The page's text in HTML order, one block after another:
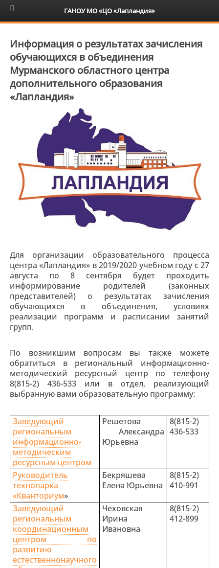
6+
Информация о результатах зачисления
обучающихся в объединения
Мурманского областного центра
дополнительного образования
«Лапландия»
Для организации образовательного процесса
центра «Лапландия» в 2019/2020 учебном году с 27
августа по 8 сентября будет проходить
информирование родителей (законных
представителей) о результатах зачисления
обучающихся в объединения, условиях
реализации программ и расписании занятий
групп.
По возникшим вопросам вы также можете
обратиться в региональный информационно-
методический ресурсный центр по телефону
8(815-2) 436-533 или в отдел, реализующий
выбранную вами образовательную программу:
Заведующий
региональным
информационно-
методическим
ресурсным центром
Решетова
Александра
Юрьевна
8(815-2)
436-533
Руководитель
технопарка
«Кванториум»
Бекряшева
Елена Юрьевна
8(815-2)
410-991
Заведующий
региональным
координационным
центром по
развитию
естественнонаучного
Чеховская
Ирина
Ивановна
8(815-2)
412-899
ГАНОУ МО «ЦО «Лапландия»